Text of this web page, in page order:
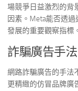
場競爭日益激烈的背
因素。Meta能否透
發展的重要觀察指標
詐騙廣告手
網路詐騙廣告的手法
更精緻的仿冒品牌廣